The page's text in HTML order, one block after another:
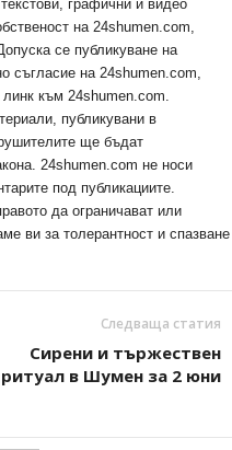
графични и видео
на 24shumen.com,
се публикуване на
съгласие на 24shumen.com,
към 24shumen.com.
публикувани в
ще бъдат
24shumen.com не носи
под публикациите.
да ограничават или
ви за толерантност и спазване
Следваща статия
Сирени и тържествен
ритуал в Шумен за 2 юни